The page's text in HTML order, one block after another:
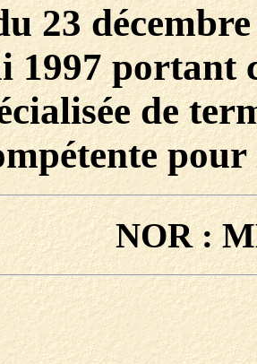
23
1997 portant
de
NOR :